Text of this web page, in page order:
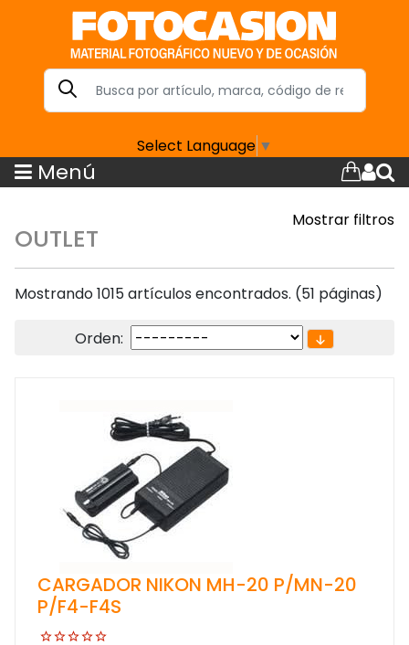
Select Language ▼
Menú
Mostrar filtros
OUTLET
Mostrando 1015 artículos encontrados. (51 páginas)
Orden:
CARGADOR NIKON MH-20 P/MN-20
P/F4-F4S